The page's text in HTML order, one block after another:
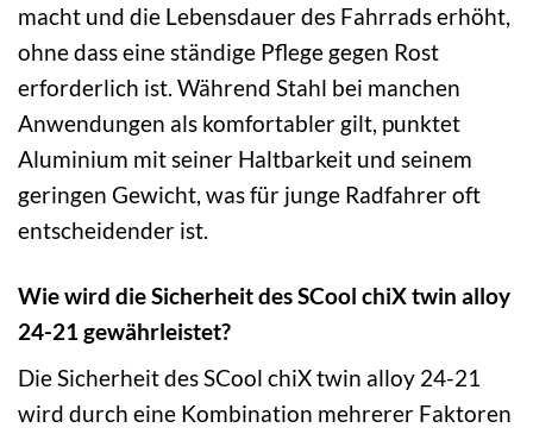
macht und die Lebensdauer des Fahrrads erhöht,
ohne dass eine ständige Pflege gegen Rost
erforderlich ist. Während Stahl bei manchen
Anwendungen als komfortabler gilt, punktet
Aluminium mit seiner Haltbarkeit und seinem
geringen Gewicht, was für junge Radfahrer oft
entscheidender ist.
Wie wird die Sicherheit des SCool chiX twin alloy
24-21 gewährleistet?
Die Sicherheit des SCool chiX twin alloy 24-21
wird durch eine Kombination mehrerer Faktoren